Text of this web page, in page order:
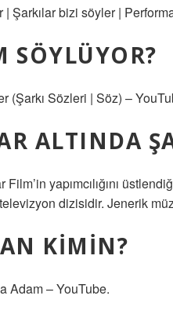
Şarkılar bizi söyler |
SÖYLÜYOR?
(Şarkı Sözleri | Söz) –
ALTINDA
yapımcılığını
dizisidir. Jenerik
KIMIN?
Adam – YouTube.